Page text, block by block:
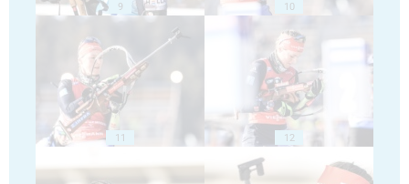
9 10
11 12